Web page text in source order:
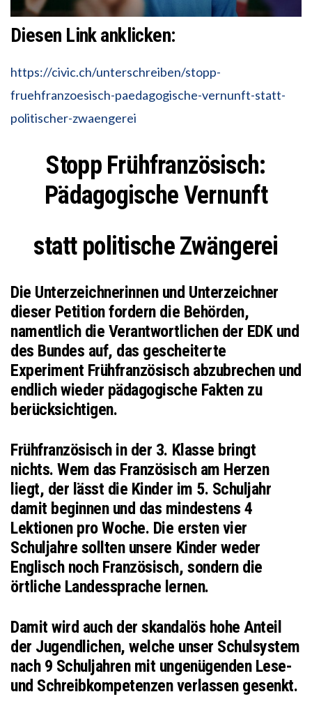
Diesen Link anklicken:
https://civic.ch/unterschreiben/stopp-
fruehfranzoesisch-paedagogische-vernunft-statt-
politischer-zwaengerei
Stopp Frühfranzösisch:
Pädagogische Vernunft
statt politische Zwängerei
Die Unterzeichnerinnen und Unterzeichner
dieser Petition fordern die Behörden,
namentlich die Verantwortlichen der EDK und
des Bundes auf, das gescheiterte
Experiment Frühfranzösisch abzubrechen und
endlich wieder pädagogische Fakten zu
berücksichtigen.
Frühfranzösisch in der 3. Klasse bringt
nichts. Wem das Französisch am Herzen
liegt, der lässt die Kinder im 5. Schuljahr
damit beginnen und das mindestens 4
Lektionen pro Woche. Die ersten vier
Schuljahre sollten unsere Kinder weder
Englisch noch Französisch, sondern die
örtliche Landessprache lernen.
Damit wird auch der skandalös hohe Anteil
der Jugendlichen, welche unser Schulsystem
nach 9 Schuljahren mit ungenügenden Lese-
und Schreibkompetenzen verlassen gesenkt.